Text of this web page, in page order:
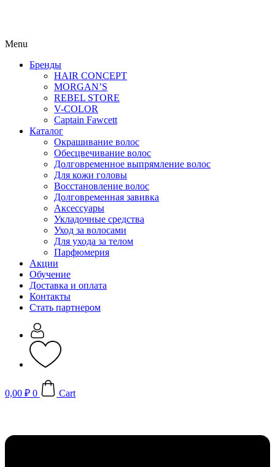
Menu
Бренды
HAIR CONCEPT
MORGAN’S
REBEL STORE
V-COLOR
Captain Fawcett
Каталог
Окрашивание волос
Обесцвечивание волос
Долговременное выпрямление волос
Для кожи головы
Восстановление волос
Долговременная завивка
Аксессуары
Укладочные средства
Уход за волосами
Для ухода за телом
Парфюмерия
Акции
Обучение
Доставка и оплата
Контакты
Стать партнером
0,00 ₽ 0 Cart